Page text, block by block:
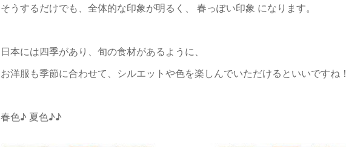
そうするだけでも、全体的な印象が明るく、 春っぽい印象 になります。
日本には四季があり、旬の食材があるように、
お洋服も季節に合わせて、シルエットや色を楽しんでいただけるといいですね！
春色♪ 夏色♪♪